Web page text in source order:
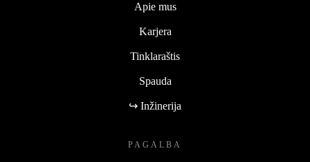
Apie mus
Karjera
Tinklaraštis
Spauda
↪ Inžinerija
PAGALBA